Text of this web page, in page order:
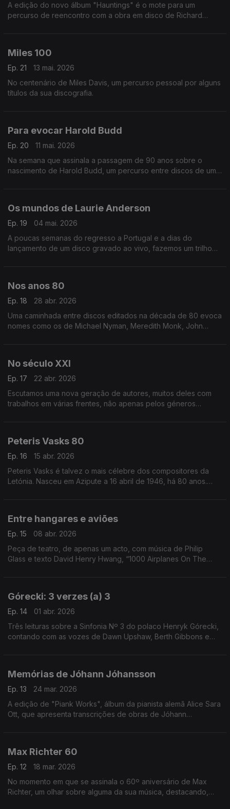
A edição do novo álbum "Hauntings" é o mote para um
percurso de reencontro com a obra em disco de Richard
Miles 100
Ep. 21
13 mai. 2026
No centenário de Miles Davis, um percurso pessoal por alguns
títulos da sua discografia.
Para evocar Harold Budd
Ep. 20
11 mai. 2026
Na semana que assinala a passagem de 90 anos sobre o
nascimento de Harold Budd, um percurso entre discos de um
Os mundos de Laurie Anderson
Ep. 19
04 mai. 2026
A poucas semanas do regresso a Portugal e a dias do
lançamento de um disco gravado ao vivo, fazemos um trilho
Nos anos 80
Ep. 18
28 abr. 2026
Uma caminhada entre discos editados na década de 80 evoca
nomes como os de Michael Nyman, Meredith Monk, John
No século XXI
Ep. 17
22 abr. 2026
Escutamos uma nova geração de autores, muitos deles com
trabalhos em várias frentes, não apenas pelos géneros
Peteris Vasks 80
Ep. 16
15 abr. 2026
Peteris Vasks é talvez o mais célebre dos compositores da
Letónia. Nasceu em Azipute a 16 abril de 1946, há 80 anos.
Entre hangares e aviões
Ep. 15
08 abr. 2026
Peça de teatro, de apenas um acto, com música de Philip
Glass e texto David Henry Hwang, “1000 Airplanes On The
Górecki: 3 verzes (a) 3
Ep. 14
01 abr. 2026
Três leituras sobre a Sinfonia Nº 3 do polaco Henryk Górecki,
contando com as vozes de Dawn Upshaw, Berth Gibbons e
Memórias de Jóhann Jóhansson
Ep. 13
24 mar. 2026
A edição de "Piank Works", álbum da pianista alemã Alice Sara
Ott, que apresenta transcrições de obras de Jóhann
Max Richter 60
Ep. 12
18 mar. 2026
No momento em que se assinala o 60º aniversário de Max
Richter, um olhar sobre alguma da sua música, destacando,